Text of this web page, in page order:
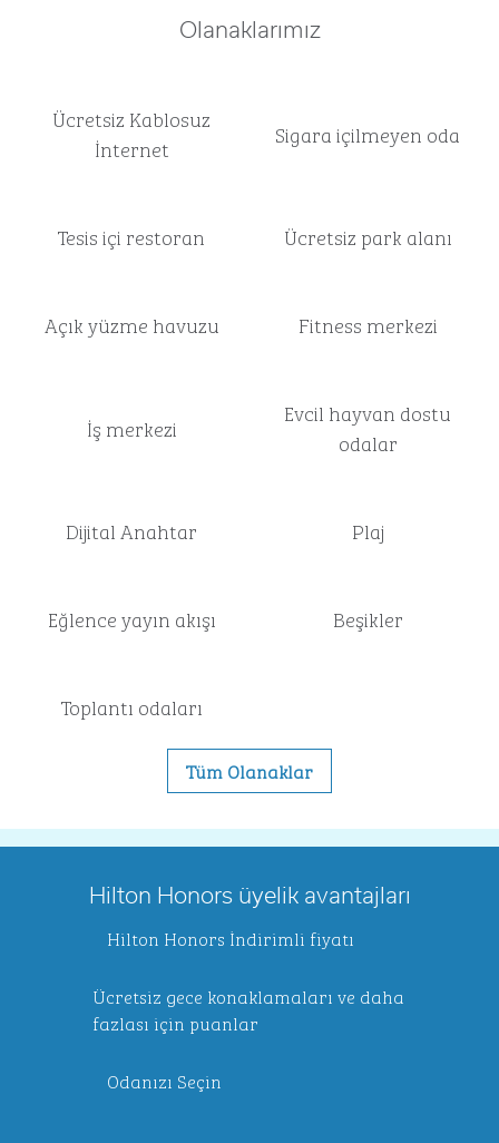
Olanaklarımız
Ücretsiz Kablosuz
İnternet
Sigara içilmeyen oda
Tesis içi restoran Ücretsiz park alanı
Açık yüzme havuzu Fitness merkezi
İş merkezi
Evcil hayvan dostu
odalar
Dijital Anahtar Plaj
Eğlence yayın akışı Beşikler
Toplantı odaları
Tüm Olanaklar
Hilton Honors üyelik avantajları
Hilton Honors İndirimli fiyatı
Ücretsiz gece konaklamaları ve daha
fazlası için puanlar
Odanızı Seçin